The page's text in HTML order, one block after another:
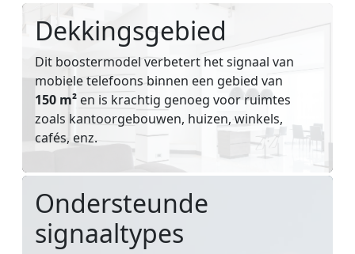
Dekkingsgebied
Dit boostermodel verbetert het signaal van
mobiele telefoons binnen een gebied van
150 m² en is krachtig genoeg voor ruimtes
zoals kantoorgebouwen, huizen, winkels,
cafés, enz.
Ondersteunde
signaaltypes